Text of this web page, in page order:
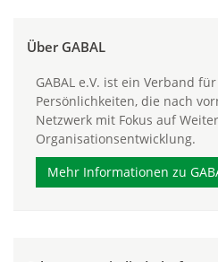
Über GABAL
GABAL e.V. ist ein Verband
Persönlichkeiten, die nach
Netzwerk mit Fokus auf
Organisationsentwicklung.
Mehr Informationen zu